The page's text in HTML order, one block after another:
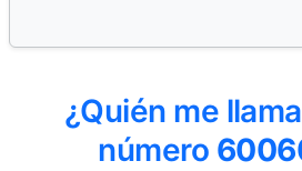
¿Quién me
número